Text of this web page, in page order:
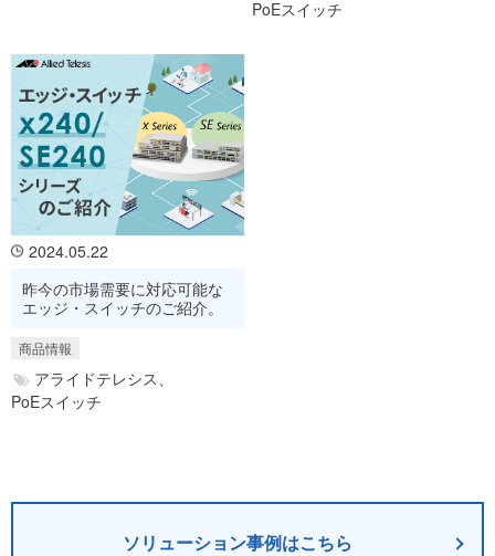
PoEスイッチ
2024.05.22
昨今の市場需要に対応可能な
エッジ・スイッチのご紹介。
商品情報
アライドテレシス、
PoEスイッチ
ソリューション事例はこちら